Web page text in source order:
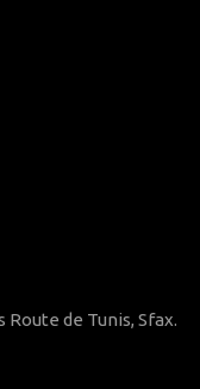
de Tunis, Sfax.